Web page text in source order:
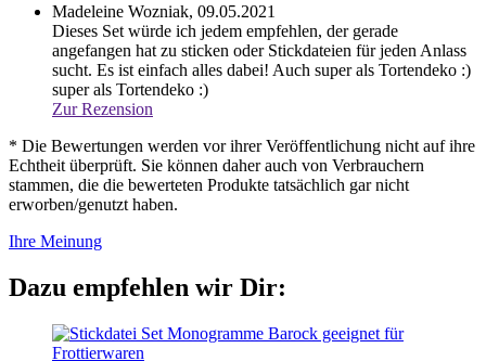
Madeleine Wozniak, 09.05.2021
Dieses Set würde ich jedem empfehlen, der gerade
angefangen hat zu sticken oder Stickdateien für jeden Anlass
sucht. Es ist einfach alles dabei! Auch super als Tortendeko :)
super als Tortendeko :)
Zur Rezension
* Die Bewertungen werden vor ihrer Veröffentlichung nicht auf ihre
Echtheit überprüft. Sie können daher auch von Verbrauchern
stammen, die die bewerteten Produkte tatsächlich gar nicht
erworben/genutzt haben.
Ihre Meinung
Dazu empfehlen wir Dir: